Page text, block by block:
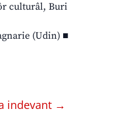
culturâl, Buri
(Udin) ■
indevant →